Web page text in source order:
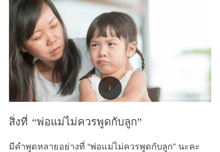
สิ่งที่ “พ่อแม่ไม่ควรพูดกับลูก”
มีคำพูดหลายอย่างที่ “พ่อแม่ไม่ควรพูดกับลูก” นะคะ